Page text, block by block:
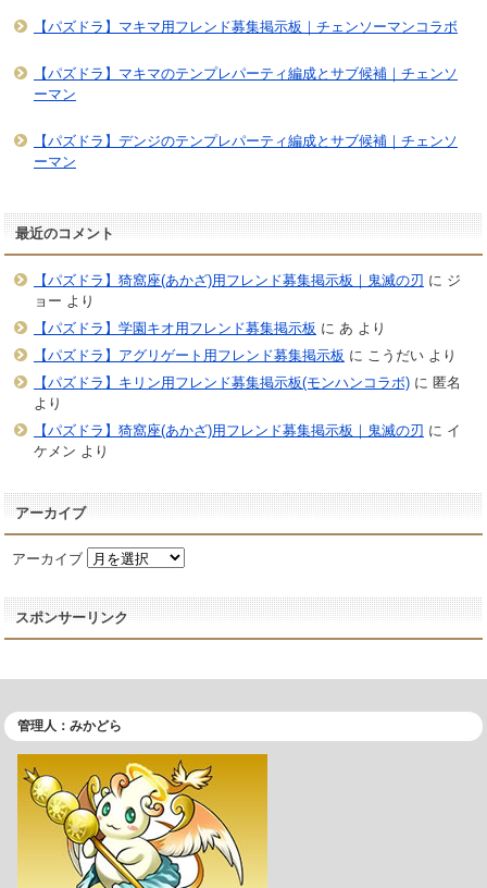
【パズドラ】マキマ用フレンド募集掲示板｜チェンソーマンコラボ
【パズドラ】マキマのテンプレパーティ編成とサブ候補｜チェンソ
ーマン
【パズドラ】デンジのテンプレパーティ編成とサブ候補｜チェンソ
ーマン
最近のコメント
【パズドラ】猗窩座(あかざ)用フレンド募集掲示板｜鬼滅の刃 に ジ
ョー より
【パズドラ】学園キオ用フレンド募集掲示板 に あ より
【パズドラ】アグリゲート用フレンド募集掲示板 に こうだいより
【パズドラ】キリン用フレンド募集掲示板(モンハンコラボ)に 匿名
より
【パズドラ】猗窩座(あかざ)用フレンド募集掲示板｜鬼滅の刃 に イ
ケメン より
アーカイブ
アーカイブ
スポンサーリンク
管理人：みかどら